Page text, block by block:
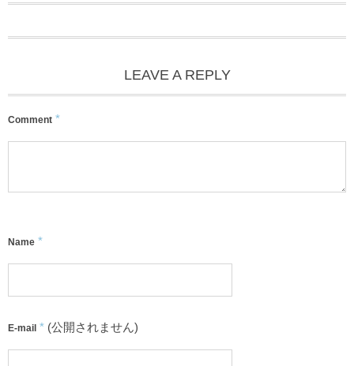
LEAVE A REPLY
Comment *
Name *
E-mail * (公開されません)